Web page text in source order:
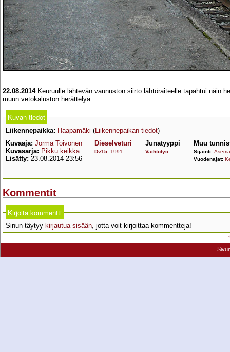
22.08.2014Keuruulle lähtevän vaunuston siirto lähtöraiteelle tapahtui näin
muun vetokaluston herättelyä.
Kuvan tiedot
Liikennepaikka: Haapamäki (Liikennepaikan tiedot)
Kuvaaja: Jorma Toivonen
Kuvasarja: Pikku keikka
Lisätty: 23.08.2014 23:56
Dieselveturi
Dv15: 1991
Junatyyppi
Vaihtotyö:
Muu
Sijainti:
Vuodenajat:
Kommentit
Kirjoita kommentti
Sinun täytyy kirjautua sisään, jotta voit kirjoittaa kommentteja!